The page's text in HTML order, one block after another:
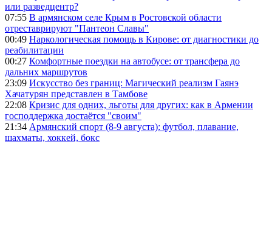
или разведцентр?
07:55 В армянском селе Крым в Ростовской области
отреставрируют "Пантеон Славы"
00:49 Наркологическая помощь в Кирове: от диагностики до
реабилитации
00:27 Комфортные поездки на автобусе: от трансфера до
дальних маршрутов
23:09 Искусство без границ: Магический реализм Гаянэ
Хачатурян представлен в Тамбове
22:08 Кризис для одних, льготы для других: как в Армении
господдержка достаётся "своим"
21:34 Армянский спорт (8-9 августа): футбол, плавание,
шахматы, хоккей, бокс